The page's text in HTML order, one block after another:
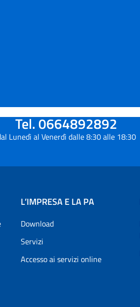
Tel. 0664892892
Lunedì al Venerdì dalle 8:30 alle 18:30
L’IMPRESA E LA PA
Download
Servizi
Accesso ai servizi online